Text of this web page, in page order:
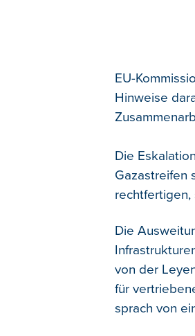
EU-
Hinweise
Die
Gazastreifen
rechtfertigen,
Die
von der
für
sprach von